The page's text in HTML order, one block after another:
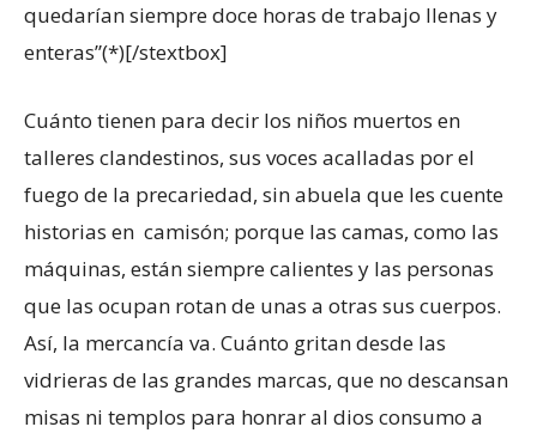
quedarían siempre doce horas de trabajo llenas y
enteras”(*)[/stextbox]
Cuánto tienen para decir los niños muertos en
talleres clandestinos, sus voces acalladas por el
fuego de la precariedad, sin abuela que les cuente
historias en camisón; porque las camas, como las
máquinas, están siempre calientes y las personas
que las ocupan rotan de unas a otras sus cuerpos.
Así, la mercancía va. Cuánto gritan desde las
vidrieras de las grandes marcas, que no descansan
misas ni templos para honrar al dios consumo a